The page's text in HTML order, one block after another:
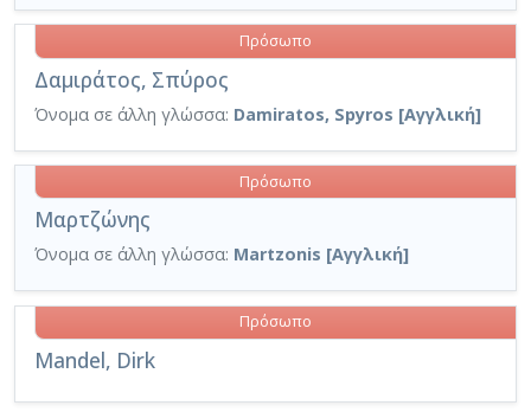
Δαμιράτος, Σπύρος
Πρόσωπο
Όνομα σε άλλη γλώσσα: Damiratos, Spyros [Αγγλική]
Μαρτζώνης
Πρόσωπο
Όνομα σε άλλη γλώσσα: Martzonis [Αγγλική]
Mandel, Dirk
Πρόσωπο